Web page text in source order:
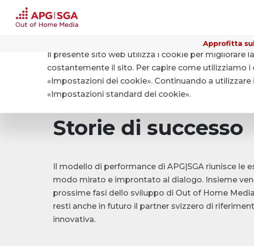
Approfitta
Benefici per i proprietari fondiari Proprietari
Storie di successo
Il modello di performance di APG|SGA riunisce le
modo mirato e improntato al dialogo. Insieme
prossime fasi dello sviluppo di Out of Home Media
resti anche in futuro il partner svizzero di
innovativa.
Il presente sito web utilizza i cookie per migliorare
costantemente il sito. Per capire come utilizziamo
«Impostazioni dei cookie». Continuando a
«Impostazioni standard dei cookie».